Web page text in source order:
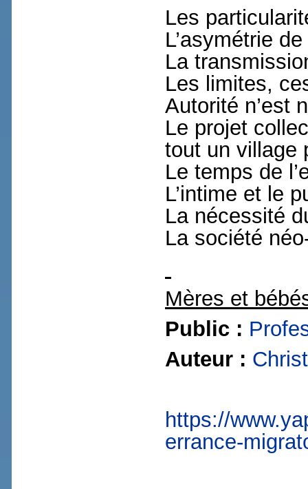
Les
L’asymétrie
La
Les limites,
Autorité n’est
Le projet
tout un village
Le temps de
L’intime et le
La nécessité
La société
Mères et
Public :
Auteur :
https://
errance-